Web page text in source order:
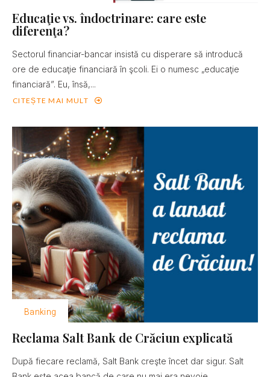
Educaţie vs. îndoctrinare: care este
diferenţa?
Sectorul financiar-bancar insistă cu disperare să introducă
ore de educaţie financiară în şcoli. Ei o numesc „educaţie
financiară”. Eu, însă,...
CITEȘTE MAI MULT
Banking
Reclama Salt Bank de Crăciun explicată
După fiecare reclamă, Salt Bank creşte încet dar sigur. Salt